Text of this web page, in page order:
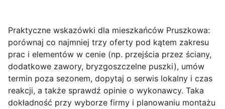
Praktyczne wskazówki dla mieszkańców Pruszkowa:
porównaj co najmniej trzy oferty pod kątem zakresu
prac i elementów w cenie (np. przejścia przez ściany,
dodatkowe zawory, bryzgoszczelne puszki), umów
termin poza sezonem, dopytaj o serwis lokalny i czas
reakcji, a także sprawdź opinie o wykonawcy. Taka
dokładność przy wyborze firmy i planowaniu montażu